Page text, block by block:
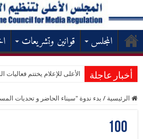
المجلس قوانين وتشريعات
أخبار عاجلة الأعلى للإعلام يختتم فعاليات
الرئيسية / بدء ندوة "سيناء الحاضر و تحديات
100